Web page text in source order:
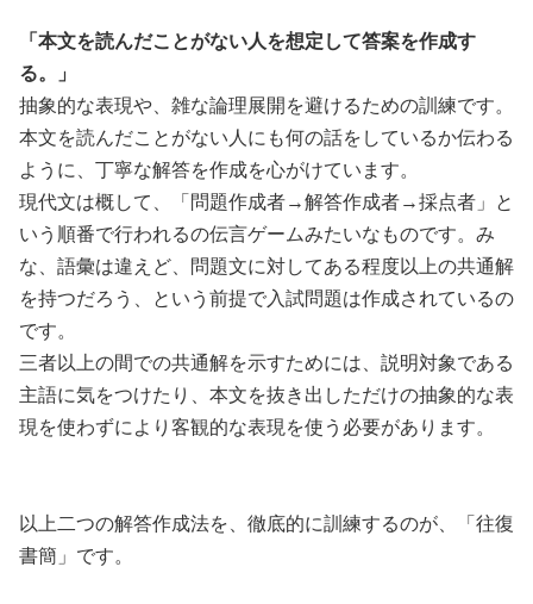
「本文を読んだことがない人を想定して答案を作成す
る。」
抽象的な表現や、雑な論理展開を避けるための訓練です。
本文を読んだことがない人にも何の話をしているか伝わる
ように、丁寧な解答を作成を心がけています。
現代文は概して、「問題作成者→解答作成者→採点者」と
いう順番で行われるの伝言ゲームみたいなものです。み
な、語彙は違えど、問題文に対してある程度以上の共通解
を持つだろう、という前提で入試問題は作成されているの
です。
三者以上の間での共通解を示すためには、説明対象である
主語に気をつけたり、本文を抜き出しただけの抽象的な表
現を使わずにより客観的な表現を使う必要があります。
以上二つの解答作成法を、徹底的に訓練するのが、「往復
書簡」です。